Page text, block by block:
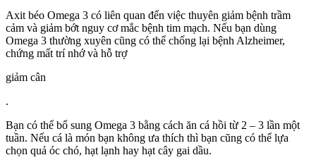
Axit béo Omega 3 có liên quan đến việc thuyên giảm bệnh trầm
cảm và giảm bớt nguy cơ mắc bệnh tim mạch. Nếu bạn dùng
Omega 3 thường xuyên cũng có thể chống lại bệnh Alzheimer,
chứng mất trí nhớ và hỗ trợ
giảm cân
.
Bạn có thể bổ sung Omega 3 bằng cách ăn cá hồi từ 2 – 3 lần một
tuần. Nếu cá là món bạn không ưa thích thì bạn cũng có thể lựa
chọn quả óc chó, hạt lạnh hay hạt cây gai dầu.